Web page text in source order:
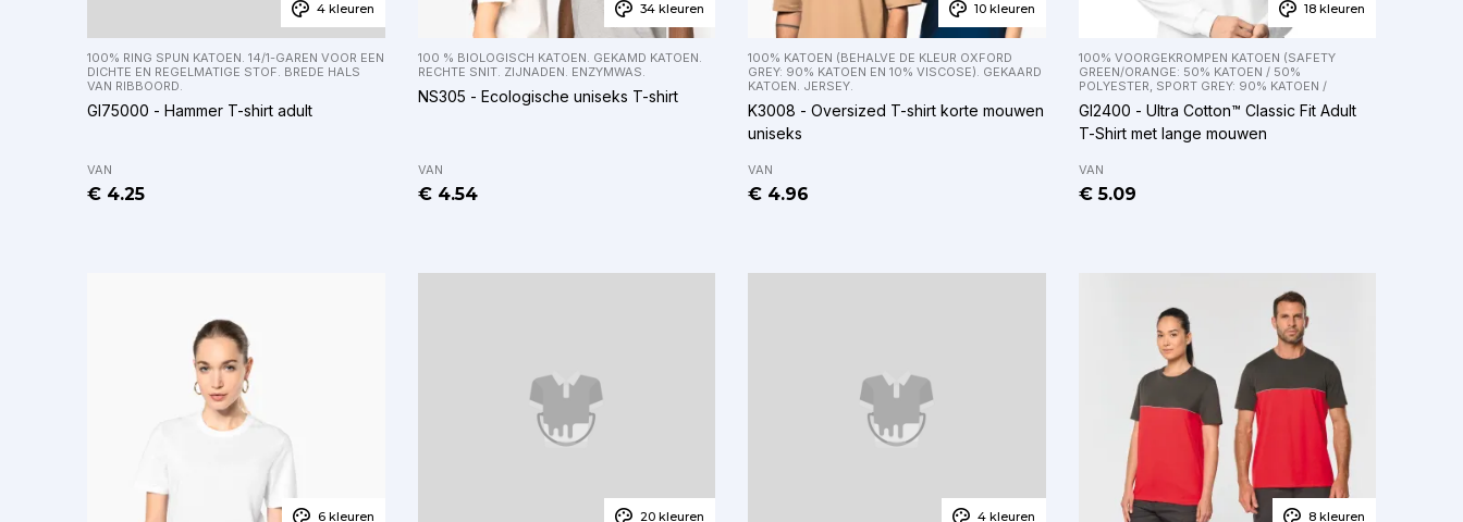
4 kleuren
100% RING SPUN KATOEN. 14/1-GAREN VOOR EEN
DICHTE EN REGELMATIGE STOF. BREDE HALS
VAN RIBBOORD.
GI75000 - Hammer T-shirt adult
VAN
€ 4.25
34 kleuren
100 % BIOLOGISCH KATOEN. GEKAMD KATOEN.
RECHTE SNIT. ZIJNADEN. ENZYMWAS.
NS305 - Ecologische uniseks T-shirt
VAN
€ 4.54
10 kleuren
100% KATOEN (BEHALVE DE KLEUR OXFORD
GREY: 90% KATOEN EN 10% VISCOSE). GEKAARD
KATOEN. JERSEY.
K3008 - Oversized T-shirt korte mouwen
uniseks
VAN
€ 4.96
18 kleuren
100% VOORGEKROMPEN KATOEN (SAFETY
GREEN/ORANGE: 50% KATOEN / 50%
POLYESTER, SPORT GREY: 90% KATOEN /
GI2400 - Ultra Cotton™ Classic Fit Adult
T-Shirt met lange mouwen
VAN
€ 5.09
6 kleuren 20 kleuren 4 kleuren 8 kleuren